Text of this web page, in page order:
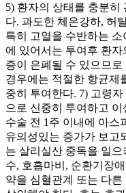
5) 환자의 상태를 충분
다. 과도한 체온강하, 허
특히 고열을 수반하는
에 있어서는 투여후 환
증이 은폐될 수 있으므
경우에는 적절한 항균제
중히 투여한다. 7) 고령
으로 신중히 투여하고
수술 전 1주 이내에 아스
유의성있는 증가가 보고
는 살리실산 중독을 일
수, 호흡마비, 순환기장
약을 심혈관계 또는 다